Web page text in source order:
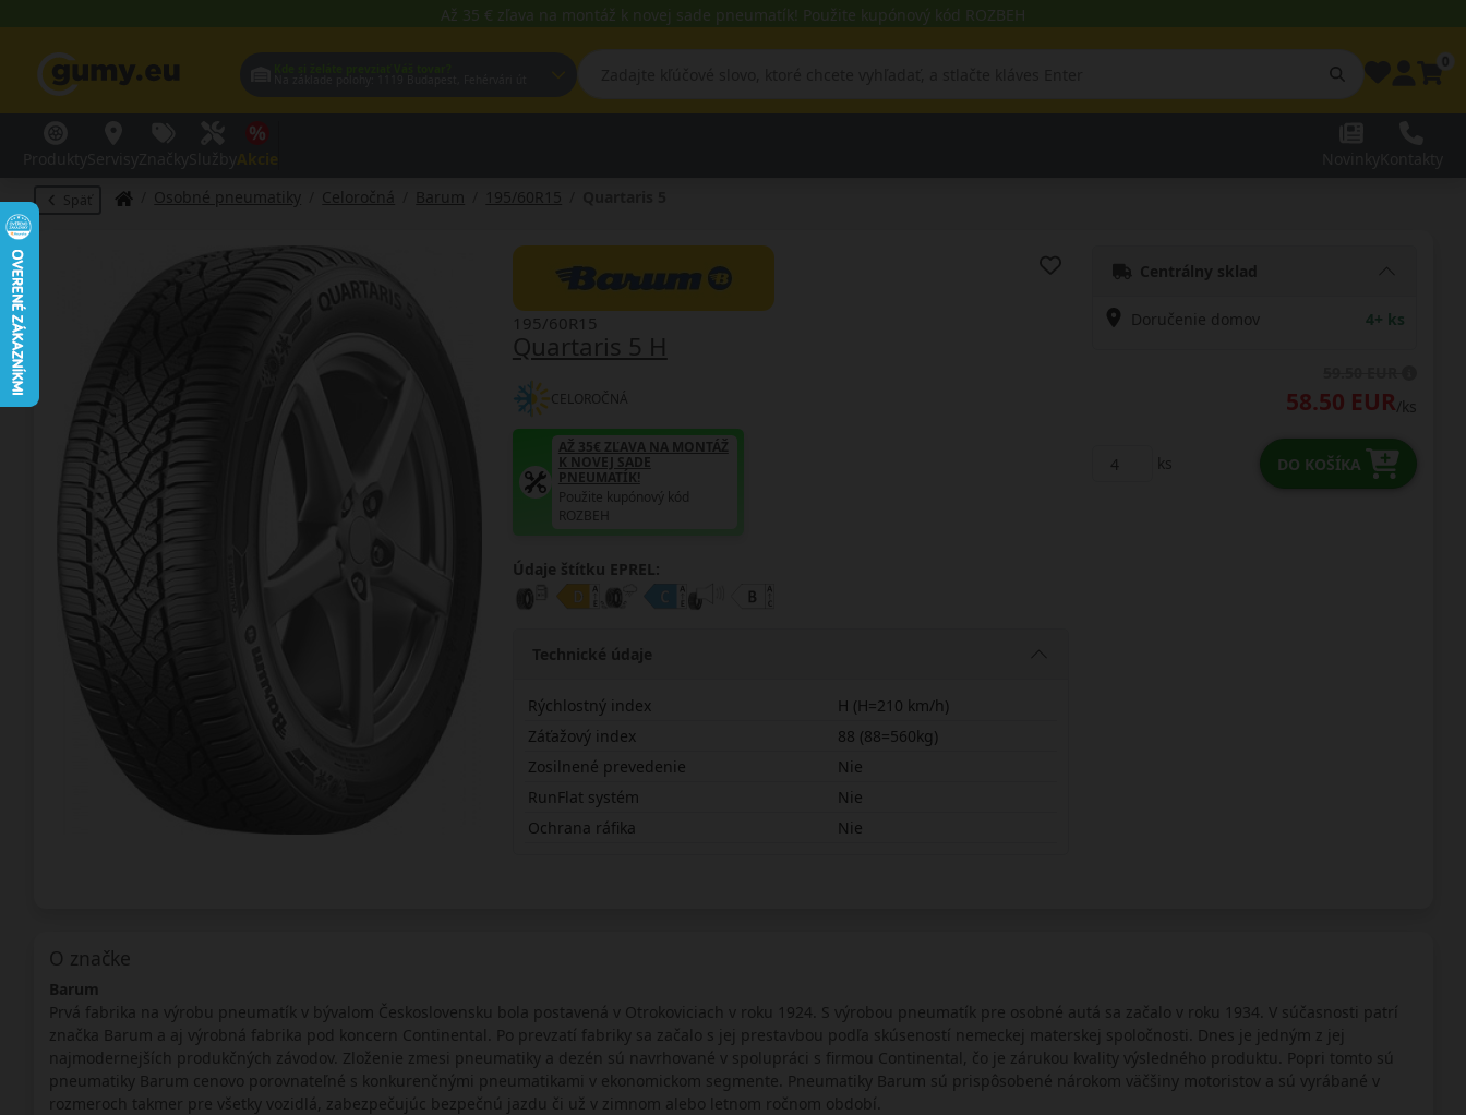
Až 35 € zľava na montáž k novej sade pneumatík! Použite kupónový kód ROZBEH
Na základe polohy:
Späť Osobné pneumatiky Celoročná Barum 195/60R15
Quartaris 5 H
195/60R15
CELOROČNÁ
AŽ 35€ ZĽAVA NA MONTÁŽ
K NOVEJ SADE
PNEUMATÍK!
Použite kupónový kód
ROZBEH
Údaje štítku EPREL:
Technické údaje
Rýchlostný index
H (H=210 km/h)
Záťažový index
88 (88=560kg)
Zosilnené prevedenie
Nie
RunFlat systém
Nie
Ochrana ráfika
Nie
Centrálny sklad
Doručenie domov 4+ ks
58.50 EUR/ks
ks DO KOŠÍKA
O značke
Barum
Prvá fabrika na výrobu pneumatík v bývalom Československu bola postavená v Otrokoviciach v roku 1924. S výrobou pneumatík pre osobné autá sa začalo v roku 1934. V súčasnosti patrí
značka Barum a aj výrobná fabrika pod koncern Continental. Po prevzatí fabriky sa začalo s jej prestavbou podľa skúseností nemeckej materskej spoločnosti. Dnes je jedným z jej
najmodernejších produkčných závodov. Zloženie zmesi pneumatiky a dezén sú navrhované v spolupráci s firmou Continental, čo je zárukou kvality výsledného produktu. Popri tomto sú
pneumatiky Barum cenovo porovnateľné s konkurenčnými pneumatikami v ekonomickom segmente. Pneumatiky Barum sú prispôsobené nárokom väčšiny motoristov a sú vyrábané v
rozmeroch takmer pre všetky vozidlá, zabezpečujúc bezpečnú jazdu či už v zimnom alebo letnom ročnom období.